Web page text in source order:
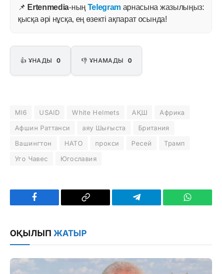
📌 Ertenmedia-ның Telegram арнасына жазылыңыз:
қысқа әрі нұсқа, ең өзекті ақпарат осында!
👍 ҰНАДЫ 0 👎 ҰНАМАДЫ 0
MI6 USAID White Helmets АҚШ
Африка
Афшин Раттанси
аяу Шығыста
Британия
Вашингтон
НАТО прокси Ресей
Трамп
Уго Чавес
Югославия
Facebook
Copy
Telegram
ОҚЫЛЫП ЖАТЫР